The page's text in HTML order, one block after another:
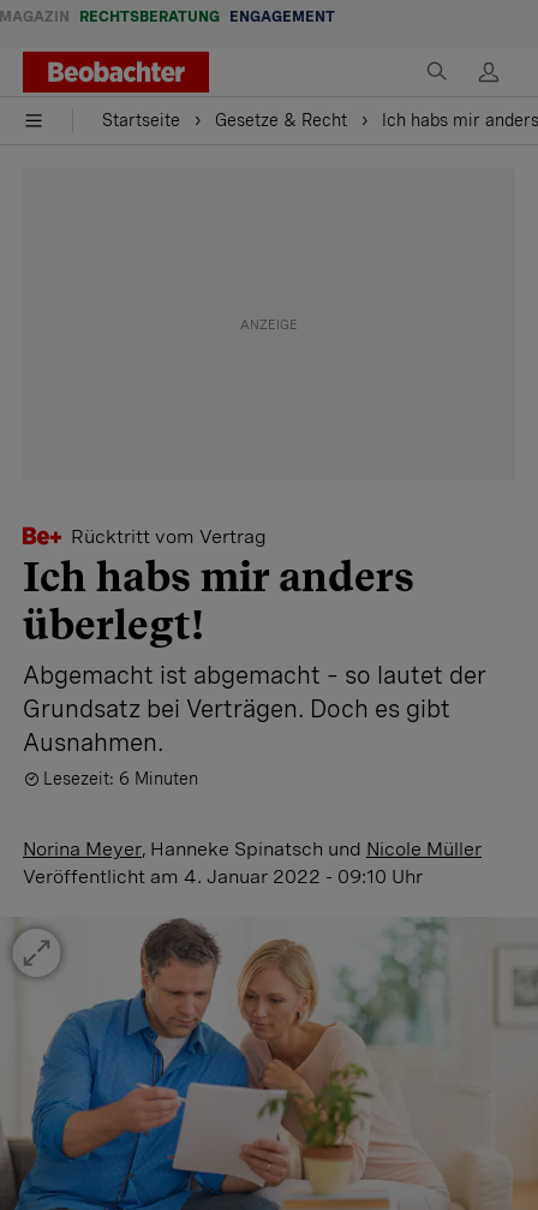
MAGAZIN RECHTSBERATUNG ENGAGEMENT
Startseite Gesetze & Recht Ich habs mir
Rücktritt vom Vertrag
Ich habs mir anders
überlegt!
Abgemacht ist abgemacht – so lautet der
Grundsatz bei Verträgen. Doch es gibt
Ausnahmen.
Lesezeit: 6 Minuten
Norina Meyer, Hanneke Spinatsch und Nicole Müller
Veröffentlicht am 4. Januar 2022 - 09:10 Uhr